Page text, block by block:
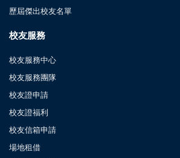
歷屆傑出校友名單
校友服務
校友服務中心
校友服務團隊
校友證申請
校友證福利
校友信箱申請
場地租借